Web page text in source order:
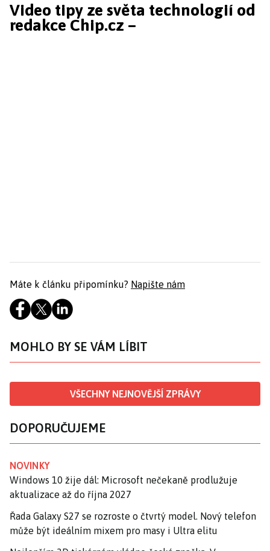
Video tipy ze světa technologií od
redakce Chip.cz –
Máte k článku připomínku? Napište nám
MOHLO BY SE VÁM LÍBIT
VŠECHNY NEJNOVĚJŠÍ ZPRÁVY
DOPORUČUJEME
NOVINKY
Windows 10 žije dál: Microsoft nečekaně prodlužuje
aktualizace až do října 2027
Řada Galaxy S27 se rozroste o čtvrtý model. Nový telefon
může být ideálním mixem pro masy i Ultra elitu